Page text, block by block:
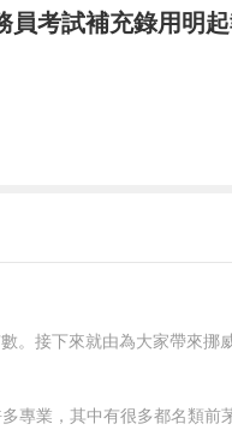
中間商經銷或代理
員考試補充錄用明